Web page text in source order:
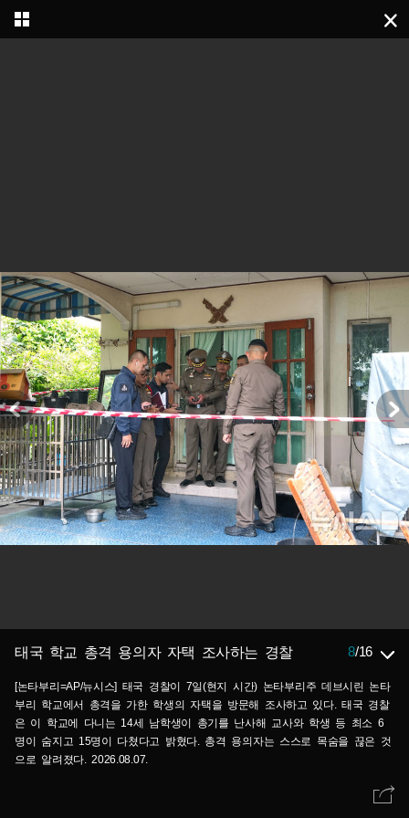
태국 학교 총격 용의자 자택 조사하는 경찰 8/16
[논타부리=AP/뉴시스] 태국 경찰이 7일(현지 시간) 논타부리주 데브시린 논타
부리 학교에서 총격을 가한 학생의 자택을 방문해 조사하고 있다. 태국 경찰
은 이 학교에 다니는 14세 남학생이 총기를 난사해 교사와 학생 등 최소 6
명이 숨지고 15명이 다쳤다고 밝혔다. 총격 용의자는 스스로 목숨을 끊은 것
으로 알려졌다. 2026.08.07.